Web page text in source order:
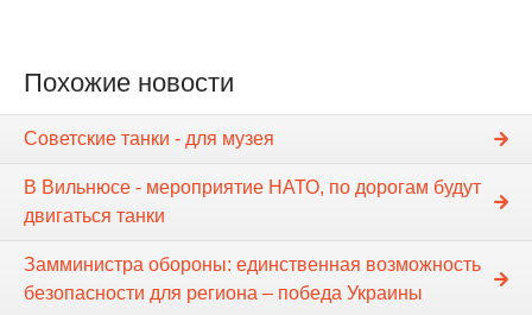
Похожие новости
Советские танки - для музея
В Вильнюсе - мероприятие НАТО, по дорогам будут
двигаться танки
Замминистра обороны: единственная возможность
безопасности для региона – победа Украины